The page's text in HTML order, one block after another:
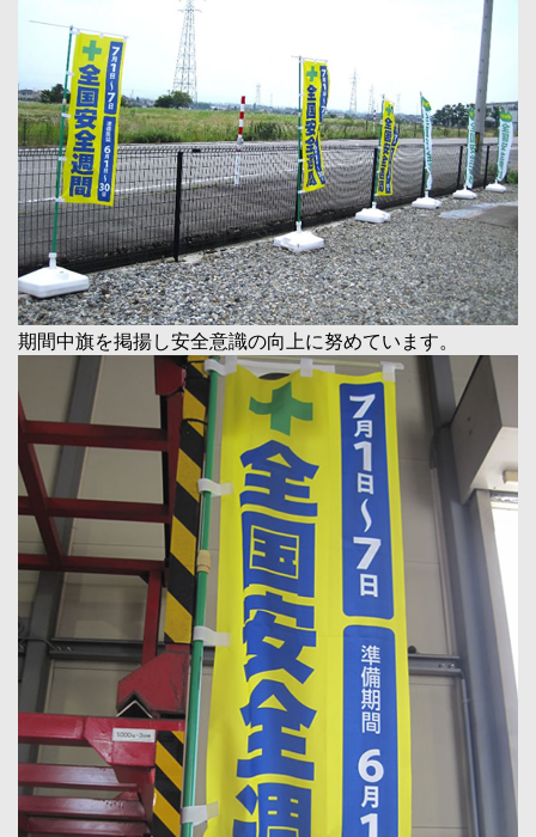
期間中旗を掲揚し安全意識の向上に努めています。